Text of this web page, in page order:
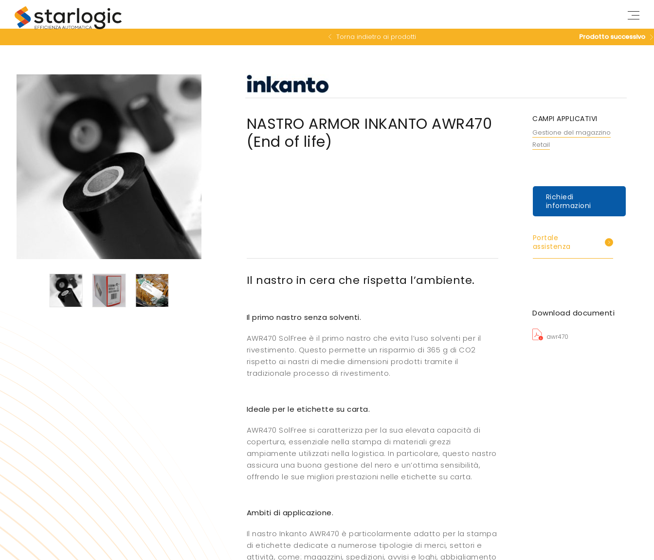
M
u
Torna indietro ai prodotti Prodotto successivo
NASTRO ARMOR INKANTO AWR470
(End of life)
CAMPI APPLICATIVI
Gestione del magazzino
Retail
Richiedi
informazioni
Portale
assistenza
Il nastro in cera che rispetta l’ambiente.
Il primo nastro senza solventi.
AWR470 SolFree è il primo nastro che evita l’uso solventi per il
rivestimento. Questo permette un risparmio di 365 g di CO2
rispetto ai nastri di medie dimensioni prodotti tramite il
tradizionale processo di rivestimento.
Ideale per le etichette su carta.
AWR470 SolFree si caratterizza per la sua elevata capacità di
copertura, essenziale nella stampa di materiali grezzi
ampiamente utilizzati nella logistica. In particolare, questo nastro
assicura una buona gestione del nero e un’ottima sensibilità,
offrendo le sue migliori prestazioni nelle etichette su carta.
Ambiti di applicazione.
Il nastro Inkanto AWR470 è particolarmente adatto per la stampa
di etichette dedicate a numerose tipologie di merci, settori e
attività, come: magazzini, spedizioni, avvisi e loghi, abbigliamento
Download documenti
awr470